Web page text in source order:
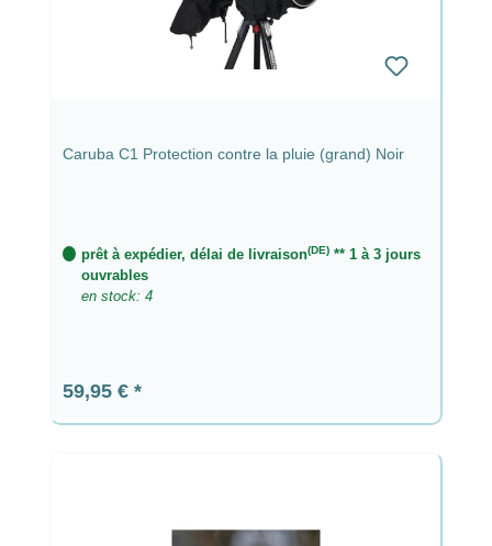
Caruba C1 Protection contre la pluie (grand) Noir
prêt à expédier, délai de livraison(DE)** 1 à 3 jours
ouvrables
en stock: 4
Prix régulier :
59,95 €